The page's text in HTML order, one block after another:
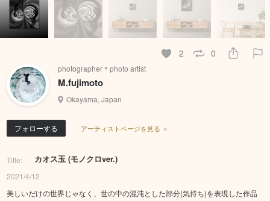
2 0
photographer＊photo artist
M.fujimoto
Okayama, Japan
フォローする アーティストページを見る ＞
Title: カオス玉 (モノクロver.)
2021/4/12
美しいだけの世界じゃなく、世の中の混沌とした部分(気持ち)を表現した作品